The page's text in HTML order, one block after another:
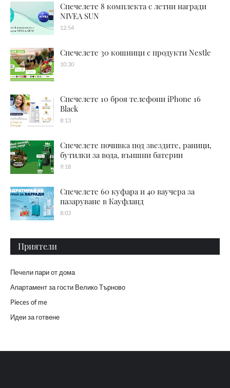
Спечелете 8 комплекта с летни награди
NIVEA SUN
12:54
Спечелете 30 кошници с продукти Nestle
10:30
Спечелете 10 броя телефони iPhone 16
Black
8:13
Спечелете почивка под звездите, раници,
бутилки за вода, външни батерии
9:18
Спечелете 60 куфара и 40 ваучера за
пазаруване в Кауфланд
8:03
Приятели
Печели пари от дома
Апартамент за гости Велико Търново
Pieces of me
Идеи за готвене